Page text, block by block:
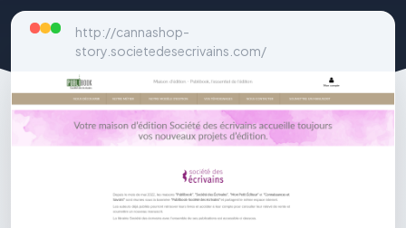
http://cannashop-
story.societedesecrivains.com/